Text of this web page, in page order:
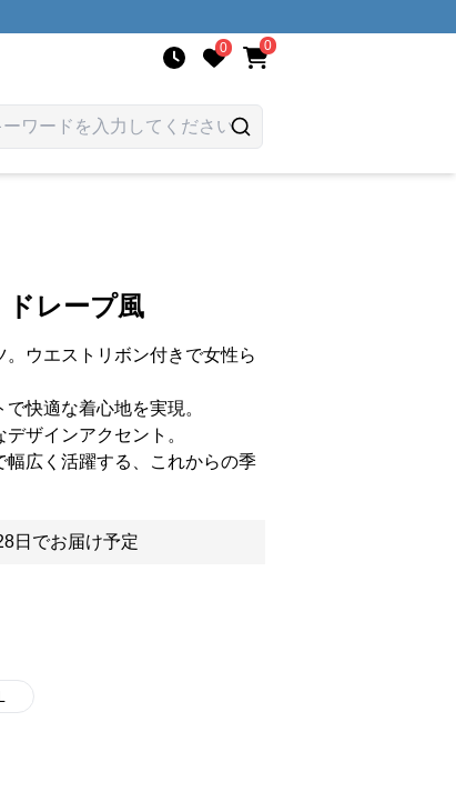
0 0
レープ風
ウエストリボン付きで女性ら
快適な着心地を実現。
ザインアクセント。
広く活躍する、これからの季
日でお届け予定